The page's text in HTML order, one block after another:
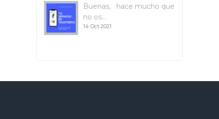
Buenas, hace mucho que
no os…
14 Oct 2021